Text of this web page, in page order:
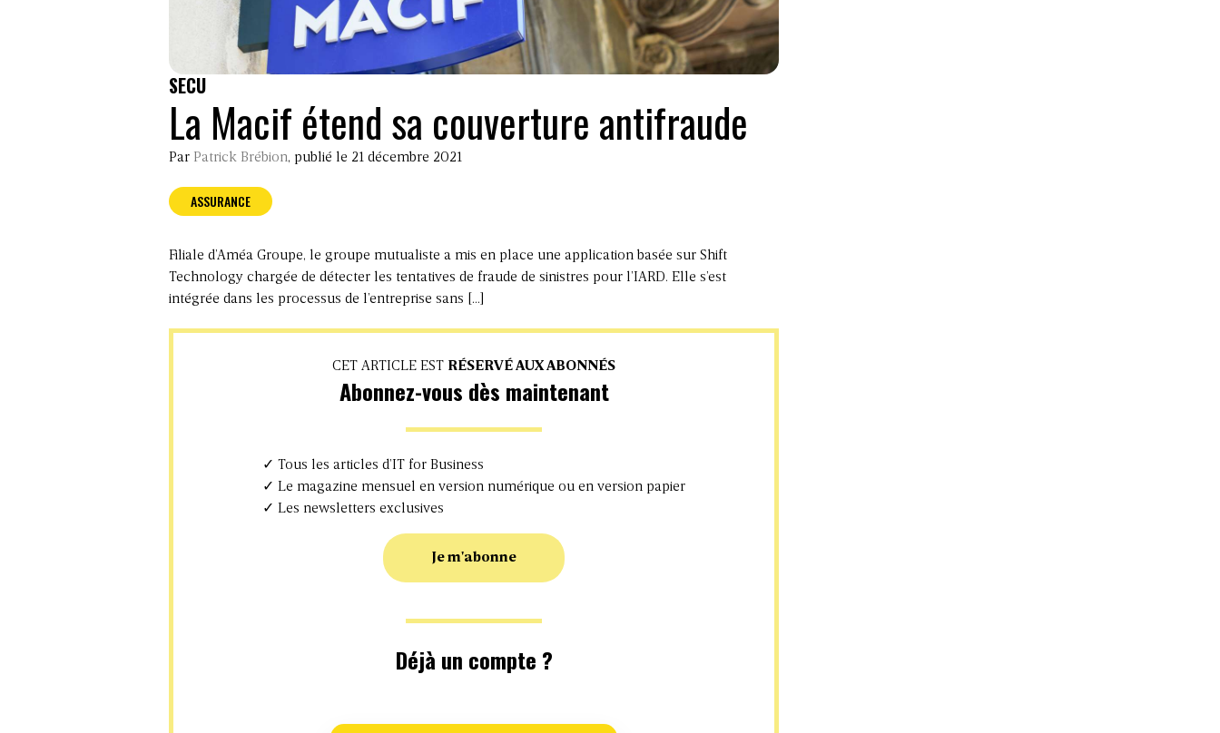
SECU
La Macif étend sa couverture antifraude
Par Patrick Brébion, publié le 21 décembre 2021
ASSURANCE
Filiale d’Améa Groupe, le groupe mutualiste a mis en place une application basée sur Shift
Technology chargée de détecter les tentatives de fraude de sinistres pour l’IARD. Elle s’est
intégrée dans les processus de l’entreprise sans […]
CET ARTICLE EST RÉSERVÉ AUX ABONNÉS
Abonnez-vous dès maintenant
✓ Tous les articles d’IT for Business
✓ Le magazine mensuel en version numérique ou en version papier
✓ Les newsletters exclusives
Je m'abonne
Déjà un compte ?